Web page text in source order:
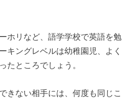
ホリなど、語学学校で英語を勉
キングレベルは幼稚園児、よく
たところでしょう。
きない相手には、何度も同じこ